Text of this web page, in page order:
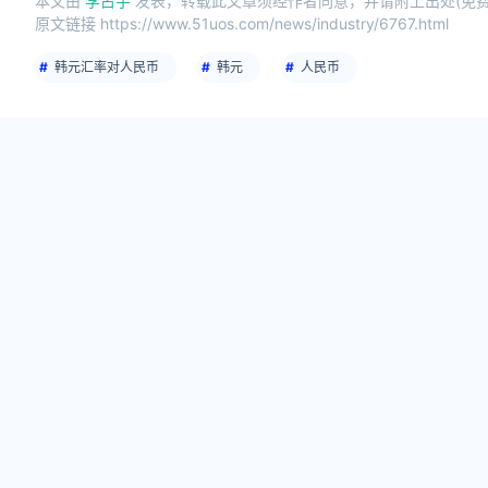
原文链接 https://www.51uos.com/news/industry/6767.html
韩元汇率对人民币 韩元 人民币